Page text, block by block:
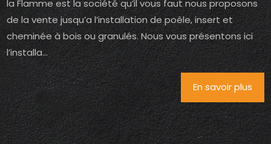
la Flamme est la société qu’il vous faut nous proposons
de la vente jusqu’a l’installation de poêle, insert et
cheminée à bois ou granulés. Nous vous présentons ici
l’installa...
En savoir plus